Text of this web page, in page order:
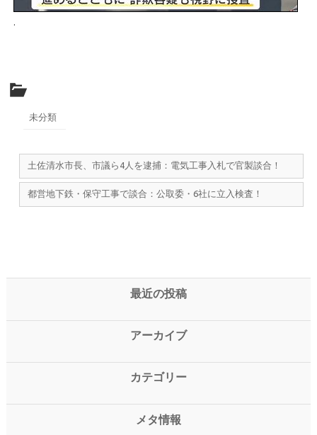
.
未分類
土佐清水市長、市議ら4人を逮捕：電気工事入札で官製談合！
都営地下鉄・保守工事で談合：公取委・6社に立入検査！
最近の投稿
アーカイブ
カテゴリー
メタ情報